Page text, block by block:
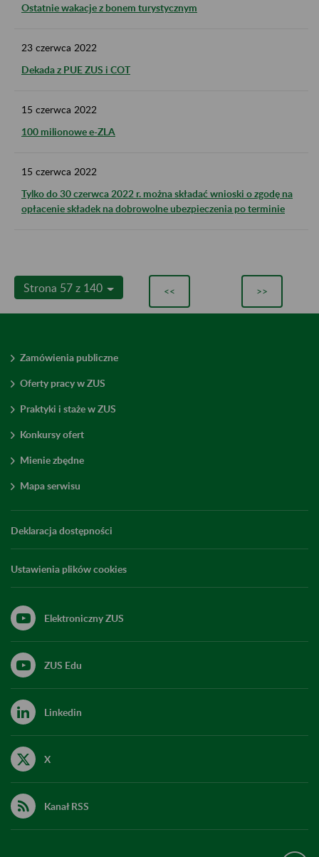
Ostatnie wakacje z bonem turystycznym
23 czerwca 2022
Dekada z PUE ZUS i COT
15 czerwca 2022
100 milionowe e-ZLA
15 czerwca 2022
Tylko do 30 czerwca 2022 r. można składać wnioski o zgodę na
opłacenie składek na dobrowolne ubezpieczenia po terminie
Strona 57 z 140 << >>
Zamówienia publiczne
Oferty pracy w ZUS
Praktyki i staże w ZUS
Konkursy ofert
Mienie zbędne
Mapa serwisu
Deklaracja dostępności
Ustawienia plików cookies
Elektroniczny ZUS
ZUS Edu
Linkedin
X
Kanał RSS